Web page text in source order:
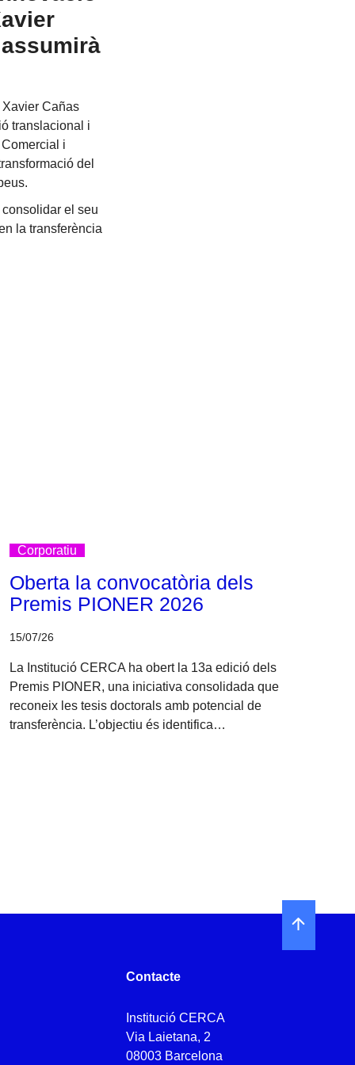
Xavier Cañas
translacional i
i
del
el seu
la transferència
Corporatiu
Oberta la convocatòria dels
Premis PIONER 2026
15/07/26
La Institució CERCA ha obert la 13a edició dels
Premis PIONER, una iniciativa consolidada que
reconeix les tesis doctorals amb potencial de
transferència. L’objectiu és identifica…
Contacte
Institució CERCA
Via Laietana, 2
08003 Barcelona